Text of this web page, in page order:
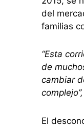
del
familias
“Esta
de
cambiar
complejo”,
El